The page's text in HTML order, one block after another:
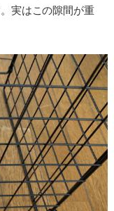
実はこの隙間が重